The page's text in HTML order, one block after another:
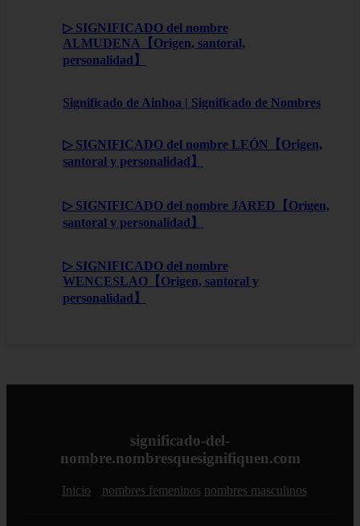
▷ SIGNIFICADO del nombre
ALMUDENA【Origen, santoral,
personalidad】
Significado de Ainhoa | Significado de Nombres
▷ SIGNIFICADO del nombre LEÓN【Origen,
santoral y personalidad】
▷ SIGNIFICADO del nombre JARED【Origen,
santoral y personalidad】
▷ SIGNIFICADO del nombre
WENCESLAO【Origen, santoral y
personalidad】
significado-del-
nombre.nombresquesignifiquen.com
Inicio nombres femeninos nombres masculinos